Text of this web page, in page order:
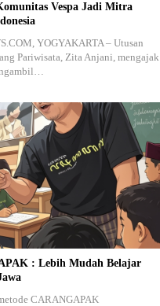
Vespa Jadi Mitra
YOGYAKARTA – Utusan
Pariwisata, Zita Anjani, mengajak
: Lebih Mudah Belajar
CARANGAPAK